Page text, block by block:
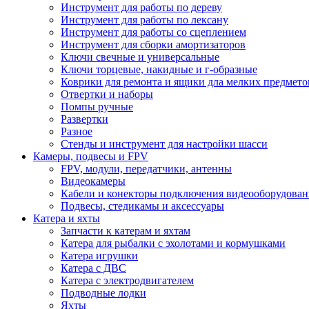
Инструмент для работы по дереву
Инструмент для работы по лексану
Инструмент для работы со сцеплением
Инструмент для сборки амортизаторов
Ключи свечные и универсальные
Ключи торцевые, накидные и г-образные
Коврики для ремонта и ящики дла мелких
Отвертки и наборы
Помпы ручные
Развертки
Разное
Стенды и инструмент для настройки шасси
Камеры, подвесы и FPV
FPV, модули, передатчики, антенны
Видеокамеры
Кабели и конекторы подключения
Подвесы, стедикамы и аксессуары
Катера и яхты
Запчасти к катерам и яхтам
Катера для рыбалки с эхолотами и кормушками
Катера игрушки
Катера с ДВС
Катера с электродвигателем
Подводные лодки
Яхты